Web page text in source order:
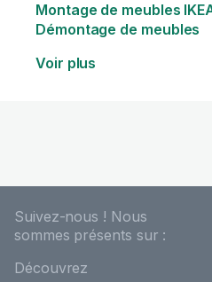
Montage de meubles
Démontage de meubles
Voir plus
Suivez-nous ! Nous
sommes présents sur :
Découvrez